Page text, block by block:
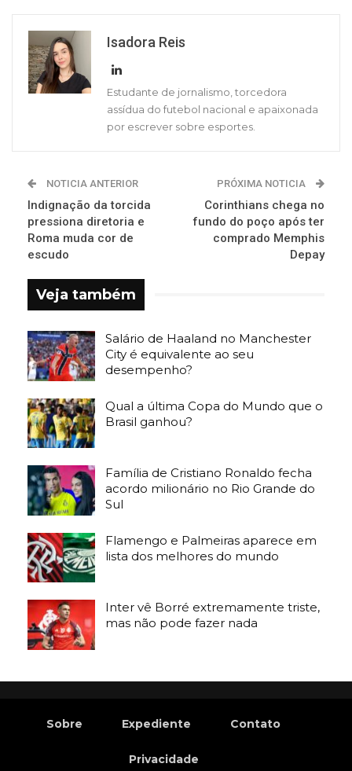
Isadora Reis
Estudante de jornalismo, torcedora
assídua do futebol nacional e apaixonada
por escrever sobre esportes.
NOTICIA ANTERIOR
Indignação da torcida
pressiona diretoria e
Roma muda cor de
escudo
PRÓXIMA NOTICIA
Corinthians chega no
fundo do poço após ter
comprado Memphis
Depay
Veja também
Salário de Haaland no Manchester
City é equivalente ao seu
desempenho?
Qual a última Copa do Mundo que o
Brasil ganhou?
Família de Cristiano Ronaldo fecha
acordo milionário no Rio Grande do
Sul
Flamengo e Palmeiras aparece em
lista dos melhores do mundo
Inter vê Borré extremamente triste,
mas não pode fazer nada
Sobre Expediente Contato
Privacidade